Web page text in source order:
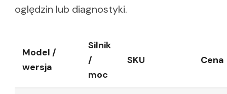
oględzin lub diagnostyki.
Model /
wersja
Silnik
/
moc
SKU Cena